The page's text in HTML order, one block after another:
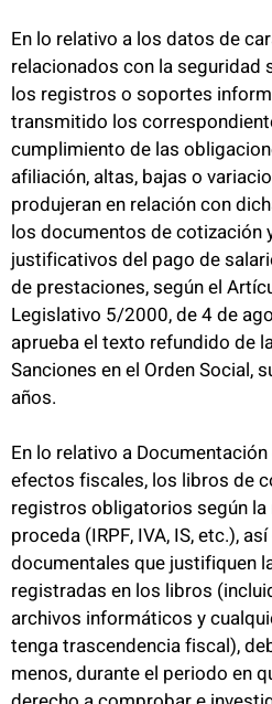
En lo relativo a los datos de
relacionados con la seguridad
los registros o soportes
transmitido los
cumplimiento de las
afiliación, altas, bajas o
produjeran en relación con
los documentos de cotización
justificativos del pago de
de prestaciones, según el
Legislativo 5/2000, de 4 de
aprueba el texto refundido de
Sanciones en el Orden Social,
años.
En lo relativo a
efectos fiscales, los libros de
registros obligatorios según
proceda (IRPF, IVA, IS, etc.),
documentales que justifiquen
registradas en los libros
archivos informáticos y
tenga trascendencia fiscal),
menos, durante el periodo en